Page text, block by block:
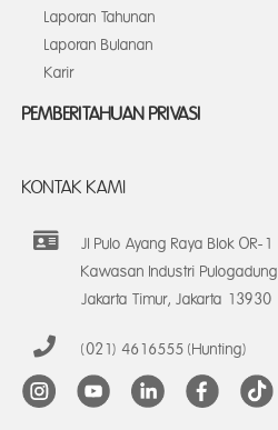
Laporan Tahunan
Laporan Bulanan
Karir
PEMBERITAHUAN PRIVASI
KONTAK KAMI
Jl Pulo Ayang Raya Blok OR-1
Kawasan Industri Pulogadung
Jakarta Timur, Jakarta 13930
(021) 4616555 (Hunting)